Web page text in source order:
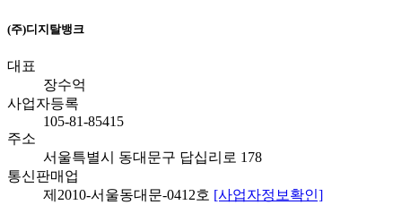
(주)디지탈뱅크
대표
장수억
사업자등록
105-81-85415
주소
서울특별시 동대문구 답십리로 178
통신판매업
제2010-서울동대문-0412호 [사업자정보확인]